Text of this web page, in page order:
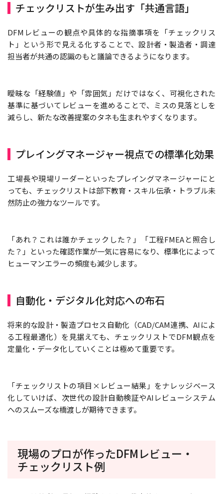
チェックリストが生み出す「共通言語」
DFMレビューの観点や具体的な指摘事項を「チェックリス
ト」という形で見える化することで、設計者・製造者・調達
担当者が共通の認識のもと議論できるようになります。
曖昧な「経験値」や「雰囲気」だけではなく、可視化された
基準に基づいてレビューを進めることで、ミスの見落としを
減らし、新たな改善提案のタネも生まれやすくなります。
プレイングマネージャー視点での標準化効果
工場長や現場リーダーといったプレイングマネージャーにと
っても、チェックリストは部下教育・スキル伝承・トラブル未
然防止の強力なツールです。
「あれ？これは誰かチェックした？」「工程FMEAと照合し
た？」といった確認作業が一気に容易になり、標準化によって
ヒューマンエラーの頻度も減少します。
自動化・デジタル化対応への布石
将来的な設計・製造プロセス自動化（CAD/CAM連携、AIによ
る工程最適化）を見据えても、チェックリストでDFM観点を
定量化・データ化していくことは極めて重要です。
「チェックリストの項目×レビュー結果」をナレッジベース
化していけば、次世代の設計自動検証やAIレビューシステム
へのスムーズな橋渡しが期待できます。
現場のプロが作ったDFMレビュー・
チェックリスト例